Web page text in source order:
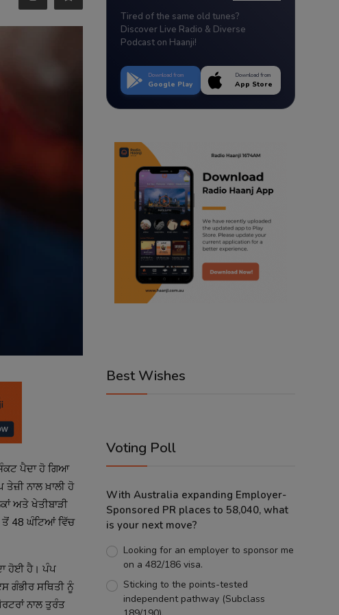
ਪੈਦਾ ਹੋ ਗਿਆ
ਨਾਲ ਖ਼ਾਲੀ ਹੋ
ਅਤੇ ਖੇਤੀਬਾੜੀ
ਤੋਂ 48 ਘੰਟਿਆਂ ਵਿੱਚ
ਹੋਈ ਹੈ। ਪੰਪ
ਗੰਭੀਰ ਸਥਿਤੀ ਨੂੰ
ਨਾਲ ਤੁਰੰਤ
Tired of the same old tunes?
Discover Live Radio & Diverse
Podcast on Haanji!
Download from
Google Play
Download from
App Store
Best Wishes
Voting Poll
With Australia expanding Employer-
Sponsored PR places to 58,040, what
is your next move?
Looking for an employer to sponsor me
on a 482/186 visa.
Sticking to the points-tested
independent pathway (Subclass